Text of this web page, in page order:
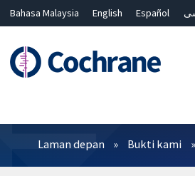
Bahasa Malaysia English Español
Penapis
Laman depan Bukti kami